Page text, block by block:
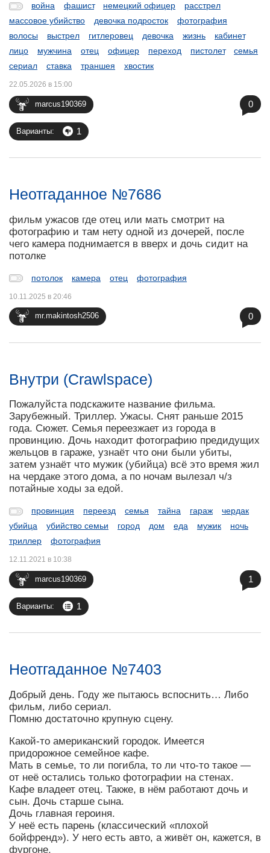
война фашист немецкий офицер
расстрел
массовое убийство
девочка подросток
фотография
волосы
выстрел гитлеровец девочка жизнь
кабинет
лицо
мужчина отец офицер переход пистолет
семья
сериал
ставка траншея хвостик
marcus190369
22.05.2026 в 15:00
Варианты: 1
0
Неотгаданное №7686
фильм ужасов где отец или мать смотрит на
фотографию и там нету одной из дочерей, после
чего камера поднимается в вверх и дочь сидит на
потолке
потолок камера отец фотография
mr.makintosh2506
10.11.2025 в 20:46
0
Внутри (Crawlspace)
Пожалуйста подскажите название фильма.
Зарубежный. Триллер. Ужасы. Снят раньше 2015
года. Сюжет. Семья переезжает из города в
провинцию. Дочь находит фотографию предидущих
жельцов в гараже, узнаёт что они были убиты,
затем узнаёт что мужик (убийца) всё это время жил
на чердаке этого дома, а по ночам вылезал ч/з
потайные ходы за едой.
провинция переезд семья тайна гараж
чердак
убийца
убийство семьи город дом еда мужик
ночь
триллер
фотография
marcus190369
12.11.2021 в 10:38
Варианты: 1
1
Неотгаданное №7403
Добрый день. Году же пытаюсь вспоснить… Либо
фильм, либо сериал.
Помню достаточно крупную сцену.
Какой-то американский городок. Имеется
придорожное семейное кафе.
Мать в семье, то ли погибла, то ли что-то такое —
от неё остались только фотографии на стенах.
Кафе владеет отец. Также, в нём работают дочь и
сын. Дочь старше сына.
Дочь главная героиня.
У неё есть парень (классический «плохой
бойфренд»). У него есть авто, а живёт он, кажется, в
фургоне.